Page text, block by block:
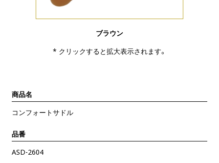
ブラウン
* クリックすると拡大表示されます。
商品名
コンフォートサドル
品番
ASD-2604